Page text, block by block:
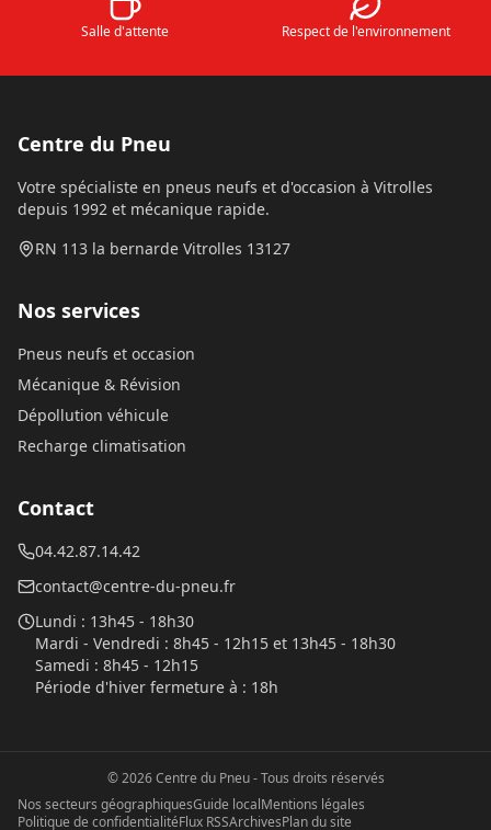
Salle d'attente Respect de l'environnement
Centre du Pneu
Votre spécialiste en pneus neufs et d'occasion à Vitrolles
depuis 1992 et mécanique rapide.
RN 113 la bernarde Vitrolles 13127
Nos services
Pneus neufs et occasion
Mécanique & Révision
Dépollution véhicule
Recharge climatisation
Contact
04.42.87.14.42
contact@centre-du-pneu.fr
Lundi : 13h45 - 18h30
Mardi - Vendredi : 8h45 - 12h15 et 13h45 - 18h30
Samedi : 8h45 - 12h15
Période d'hiver fermeture à : 18h
©2026 Centre du Pneu- Tous droits réservés
Nos secteurs géographiquesGuide localMentions légales
Politique de confidentialitéFlux RSSArchivesPlan du site